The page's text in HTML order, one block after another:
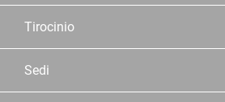
Tirocinio
Sedi